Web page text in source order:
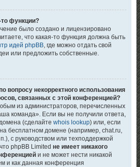
то функции?
было создано и лицензировано
что какая-то функция должна быть
идей phpBB, где можно отдать свой
или предложить собственные.
вопросу некорректного использования
связанных с этой конференцией?
из администраторов, перечисленных
команда». Если вы не получили ответа,
(сделайтеwhois lookup) или, если
бесплатном домене (например, chat.ru,
с руководством или техподдержкой
phpBB Limitedне имеет никакого
и не может нести никакой
и как данная конференция